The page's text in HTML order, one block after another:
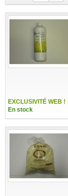
EXCLUSIVITÉ WEB !
En stock